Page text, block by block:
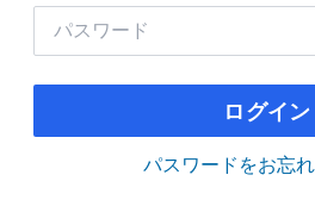
ログイン
パスワードをお忘